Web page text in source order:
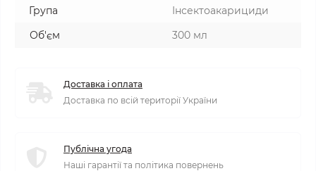
Група
Інсектоакарициди
Об'єм
300 мл
Доставка і оплата
Доставка по всій території України
Публічна угода
Наші гарантії та політика повернень